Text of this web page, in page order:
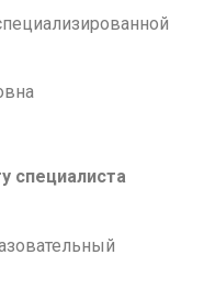
специалиста